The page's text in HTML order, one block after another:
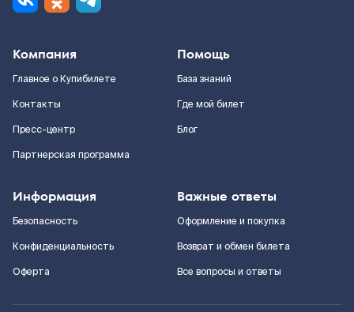
Компания
Главное о Купибилете
Контакты
Пресс-центр
Партнерская программа
Помощь
База знаний
Где мой билет
Блог
Информация
Безопасность
Конфиденциальность
Оферта
Важные ответы
Оформление и покупка
Возврат и обмен билета
Все вопросы и ответы